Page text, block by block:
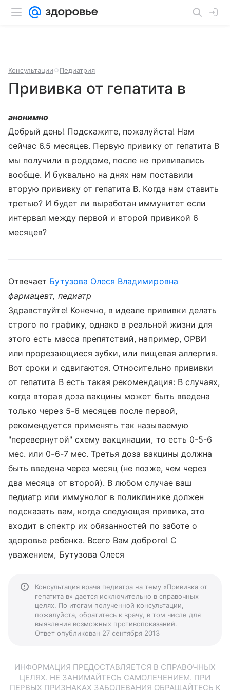
Консультации Педиатрия
Прививка от гепатита в
анонимно
Добрый день! Подскажите, пожалуйста! Нам
сейчас 6.5 месяцев. Первую привику от гепатита В
мы получили в роддоме, после не прививались
вообще. И буквально на днях нам поставили
вторую прививку от гепатита В. Когда нам ставить
третью? И будет ли выработан иммунитет если
интервал между первой и второй привикой 6
месяцев?
Отвечает Бутузова Олеся Владимировна
фармацевт, педиатр
Здравствуйте! Конечно, в идеале прививки делать
строго по графику, однако в реальной жизни для
этого есть масса препятствий, например, ОРВИ
или прорезающиеся зубки, или пищевая аллергия.
Вот сроки и сдвигаются. Относительно прививки
от гепатита В есть такая рекомендация: В случаях,
когда вторая доза вакцины может быть введена
только через 5-6 месяцев после первой,
рекомендуется применять так называемую
"перевернутой" схему вакцинации, то есть 0-5-6
мес. или 0-6-7 мес. Третья доза вакцины должна
быть введена через месяц (не позже, чем через
два месяца от второй). В любом случае ваш
педиатр или иммунолог в поликлинике должен
подсказать вам, когда следующая привика, это
входит в спектр их обязанностей по заботе о
здоровье ребенка. Всего Вам доброго! С
уважением, Бутузова Олеся
Консультация врача педиатра на тему «Прививка от
гепатита в» дается исключительно в справочных
целях. По итогам полученной консультации,
пожалуйста, обратитесь к врачу, в том числе для
выявления возможных противопоказаний.
Ответ опубликован 27 сентября 2013
ИНФОРМАЦИЯ ПРЕДОСТАВЛЯЕТСЯ В СПРАВОЧНЫХ
ЦЕЛЯХ. НЕ ЗАНИМАЙТЕСЬ САМОЛЕЧЕНИЕМ. ПРИ
ПЕРВЫХ ПРИЗНАКАХ ЗАБОЛЕВАНИЯ ОБРАЩАЙТЕСЬ К